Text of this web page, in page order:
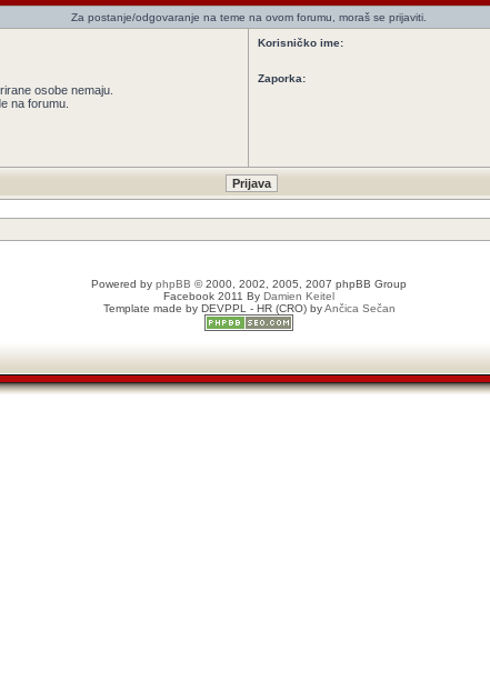
Za postanje/odgovaranje na teme na ovom forumu, moraš se prijaviti.
osobe nemaju.
na forumu.
Korisničko ime:
Zaporka:
Powered by phpBB © 2000, 2002, 2005, 2007 phpBB Group
Facebook 2011 By Damien Keitel
Template made by DEVPPL - HR (CRO) byAnčica Sečan